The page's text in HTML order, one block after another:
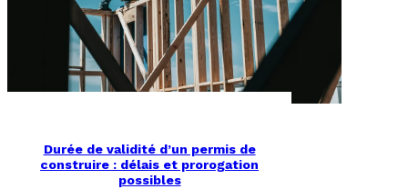
Durée de validité d’un permis de
construire : délais et prorogation
possibles